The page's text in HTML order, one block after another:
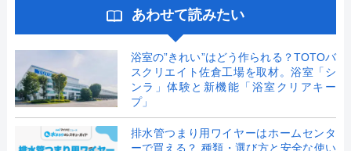
あわせて読みたい
浴室の”きれい”はどう作られる？TOTOバ
スクリエイト佐倉工場を取材。浴室「シ
ンラ」体験と新機能「浴室クリアキー
プ」
排水管つまり用ワイヤーはホームセンタ
ーで買える？ 種類・選び方と安全な使い